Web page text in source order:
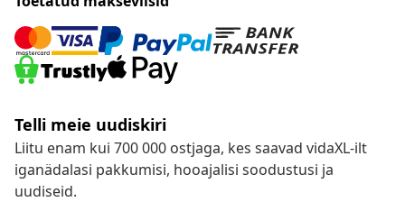
Telli meie uudiskiri
Liitu enam kui 700 000 ostjaga, kes saavad vidaXL-ilt
iganädalasi pakkumisi, hooajalisi soodustusi ja
uudiseid.